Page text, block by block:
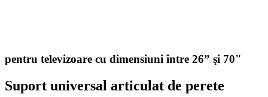
pentru televizoare cu dimensiuni între 26” şi 70"
Suport universal articulat de perete